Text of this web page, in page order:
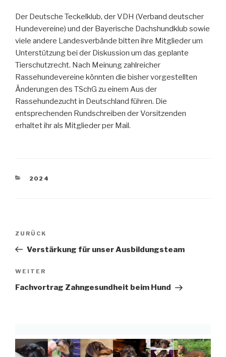
Der Deutsche Teckelklub, der VDH (Verband deutscher
Hundevereine) und der Bayerische Dachshundklub sowie
viele andere Landesverbände bitten ihre Mitglieder um
Unterstützung bei der Diskussion um das geplante
Tierschutzrecht. Nach Meinung zahlreicher
Rassehundevereine könnten die bisher vorgestellten
Änderungen des TSchG zu einem Aus der
Rassehundezucht in Deutschland führen. Die
entsprechenden Rundschreiben der Vorsitzenden
erhaltet ihr als Mitglieder per Mail.
KATEGORIEN
2024
Beitragsnavigation
Vorheriger
Beitrag
ZURÜCK
Verstärkung für unser Ausbildungsteam
Nächster
Beitrag
WEITER
Fachvortrag Zahngesundheit beim Hund